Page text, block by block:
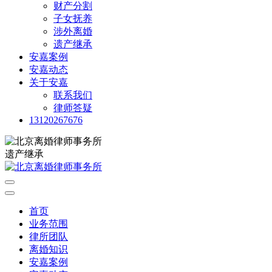
财产分割
子女抚养
涉外离婚
遗产继承
安嘉案例
安嘉动态
关于安嘉
联系我们
律师答疑
13120267676
遗产继承
首页
业务范围
律所团队
离婚知识
安嘉案例